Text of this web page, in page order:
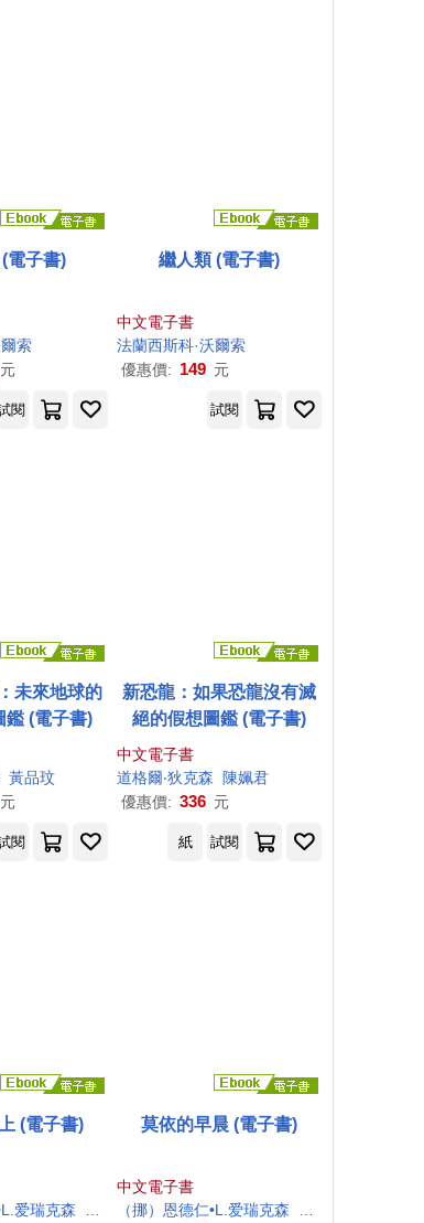
電子書)
索
元
繼人類 (電子書)
中文電子書
法蘭西斯科·沃爾索
優惠價: 149 元
閱 試閱
未來地球的
鑑 (電子書)
黃品玟
元
新恐龍：如果恐龍沒有滅
絕的假想圖鑑 (電子書)
中文電子書
道格爾‧狄克森
陳姵君
優惠價: 336 元
閱 紙 試閱
陈晓飞
(電子書)
爱瑞克森 （挪）金•廷格斯达尔
陈晓飞
莫依的早晨 (電子書)
中文電子書
（挪）恩德仁•L.爱瑞克森